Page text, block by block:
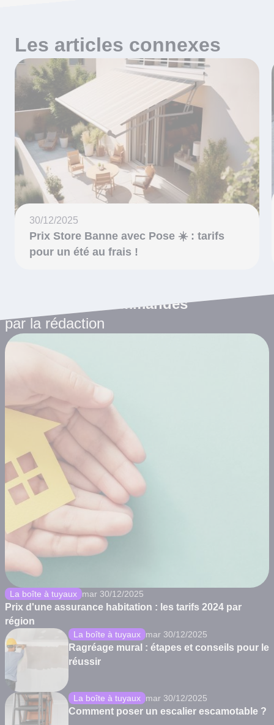
Les articles connexes
30/12/2025
Prix Store Banne avec Pose ☀️ : tarifs
pour un été au frais !
Les articles recommandés
par la rédaction
La boîte à tuyaux mar 30/12/2025
Prix d'une assurance habitation : les tarifs 2024 par
région
La boîte à tuyaux mar 30/12/2025
Ragréage mural : étapes et conseils pour le
réussir
La boîte à tuyaux mar 30/12/2025
Comment poser un escalier escamotable ?